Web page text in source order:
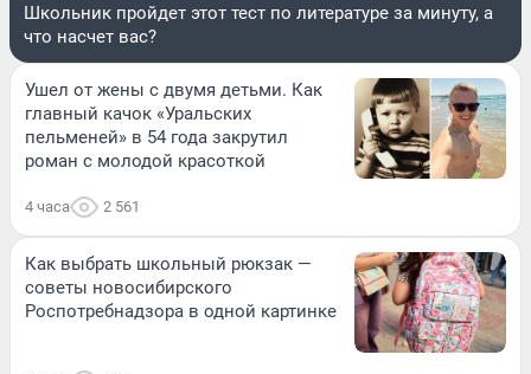
Школьник пройдет этот тест по литературе за минуту, а
что насчет вас?
Ушел от жены с двумя детьми. Как
главный качок «Уральских
пельменей» в 54 года закрутил
роман с молодой красоткой
4 часа 2 561
Как выбрать школьный рюкзак —
советы новосибирского
Роспотребнадзора в одной картинке